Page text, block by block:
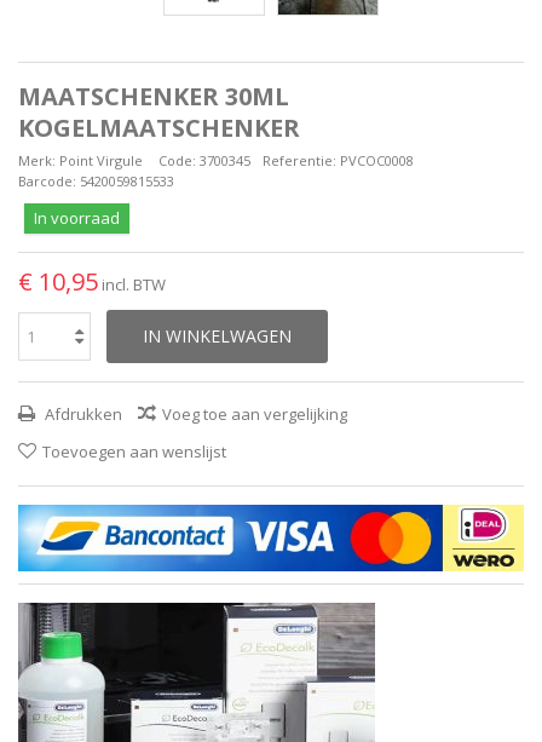
MAATSCHENKER 30ML
KOGELMAATSCHENKER
Merk: Point Virgule Code: 3700345 Referentie: PVCOC0008
Barcode: 5420059815533
In voorraad
€ 10,95 incl. BTW
IN WINKELWAGEN
Afdrukken
Voeg toe aan vergelijking
Toevoegen aan wenslijst